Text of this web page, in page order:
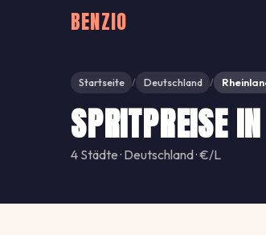
BENZIO
Startseite / Deutschland /
SPRITPREISE
4 Städte · Deutschland · €/L